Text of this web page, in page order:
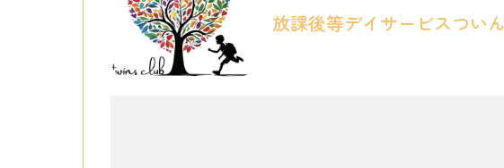
放課後等デイサービスつい